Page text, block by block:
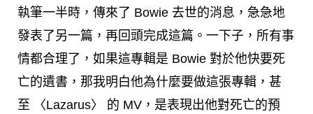
執筆一半時，傳來了 Bowie 去世的消息，急急地
發表了另一篇，再回頭完成這篇。一下子，所有事
情都合理了，如果這專輯是 Bowie 對於他快要死
亡的遺書，那我明白他為什麼要做這張專輯，甚
至 〈Lazarus〉 的 MV，是表現出他對死亡的預